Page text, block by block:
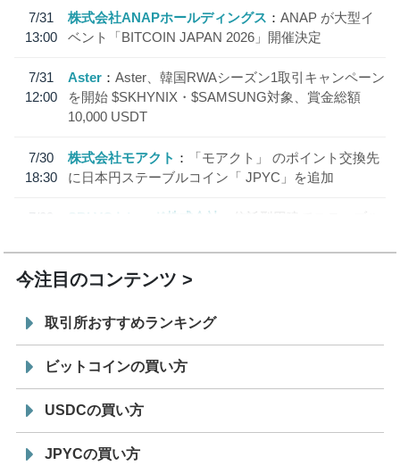
7/31
13:00
株式会社ANAPホールディングス
ANAP が大型イ
ベント「BITCOIN JAPAN 2026」開催決定
7/31
12:00
Aster
Aster、韓国RWAシーズン1取引キャンペーン
を開始 $SKHYNIX・$SAMSUNG対象、賞金総額
10,000 USDT
7/30
18:30
株式会社モアクト
「モアクト」 のポイント交換先
に日本円ステーブルコイン「 JPYC」を追加
7/29
SBI VCトレード株式会社
信託型円建てステーブル
今注目のコンテンツ
取引所おすすめランキング
ビットコインの買い方
USDCの買い方
JPYCの買い方